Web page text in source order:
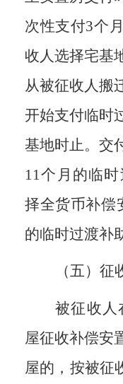
次性支付3个
收人选择宅基
从被征收人搬
开始支付临时
基地时止。交
11 个月的临
择全货币补偿
的临时过渡补
（五）征
被征收人
屋征收补偿安
屋的，按被征